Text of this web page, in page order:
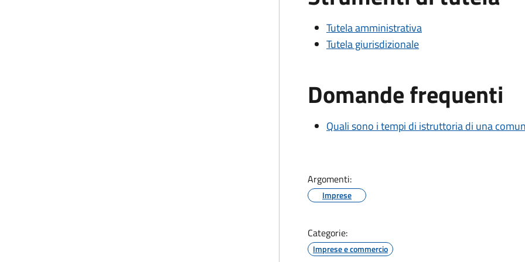
Tutela amministrativa
Tutela giurisdizionale
Domande frequenti
Quali sono i tempi di istruttoria di una
Argomenti:
Imprese
Categorie:
Imprese e commercio